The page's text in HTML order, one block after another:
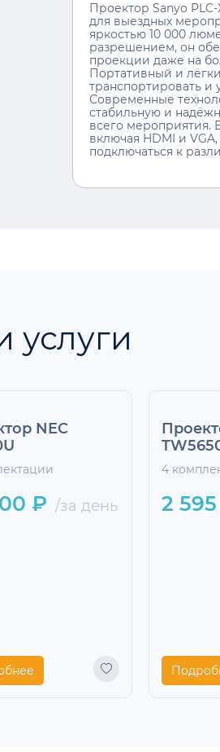
Проектор Sanyo
для выездных
яркостью 10 000
разрешением, он
проекции даже на
Портативный и
транспортировать и
Современные
стабильную и
всего мероприятия.
включая HDMI и
подключаться к
услуги
NEC
₽ /за день
4
2